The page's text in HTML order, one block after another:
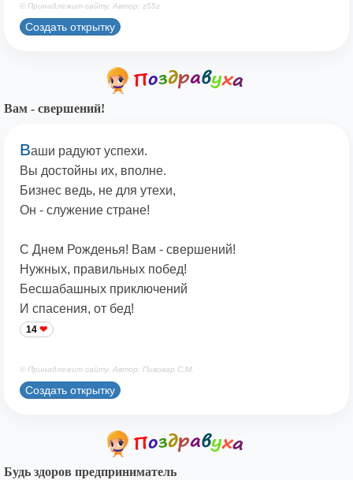
© Принадлежит сайту. Автор: z55z
Создать открытку
Вам - свершений!
Ваши радуют успехи.
Вы достойны их, вполне.
Бизнес ведь, не для утехи,
Он - служение стране!
С Днем Рожденья! Вам - свершений!
Нужных, правильных побед!
Бесшабашных приключений
И спасения, от бед!
14
© Принадлежит сайту. Автор: Пивовар С.М.
Создать открытку
Будь здоров предприниматель